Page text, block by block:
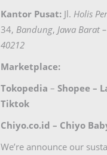
Kantor Pusat: Jl. Holis
34, Bandung, Jawa Barat
40212
Marketplace:
Tokopedia – Shopee –
Tiktok
Chiyo.co.id – Chiyo
We’re announce our